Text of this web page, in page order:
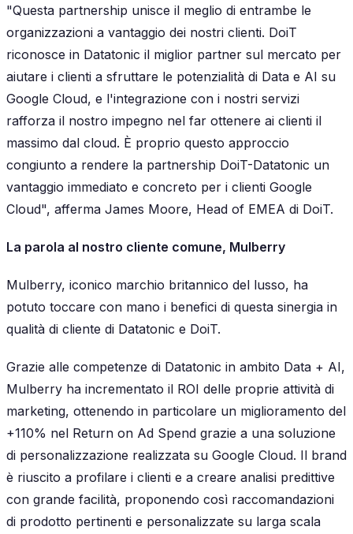
"Questa partnership unisce il meglio di entrambe le
organizzazioni a vantaggio dei nostri clienti. DoiT
riconosce in Datatonic il miglior partner sul mercato per
aiutare i clienti a sfruttare le potenzialità di Data e AI su
Google Cloud, e l'integrazione con i nostri servizi
rafforza il nostro impegno nel far ottenere ai clienti il
massimo dal cloud. È proprio questo approccio
congiunto a rendere la partnership DoiT-Datatonic un
vantaggio immediato e concreto per i clienti Google
Cloud", afferma James Moore, Head of EMEA di DoiT.
La parola al nostro cliente comune, Mulberry
Mulberry, iconico marchio britannico del lusso, ha
potuto toccare con mano i benefici di questa sinergia in
qualità di cliente di Datatonic e DoiT.
Grazie alle competenze di Datatonic in ambito Data + AI,
Mulberry ha incrementato il ROI delle proprie attività di
marketing, ottenendo in particolare un miglioramento del
+110% nel Return on Ad Spend grazie a una soluzione
di personalizzazione realizzata su Google Cloud. Il brand
è riuscito a profilare i clienti e a creare analisi predittive
con grande facilità, proponendo così raccomandazioni
di prodotto pertinenti e personalizzate su larga scala